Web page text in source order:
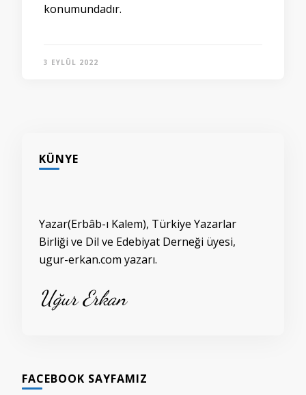
konumundadır.
3 EYLÜL 2022
KÜNYE
Yazar(Erbâb-ı Kalem), Türkiye Yazarlar
Birliği ve Dil ve Edebiyat Derneği üyesi,
ugur-erkan.com yazarı.
Uğur Erkan
FACEBOOK SAYFAMIZ